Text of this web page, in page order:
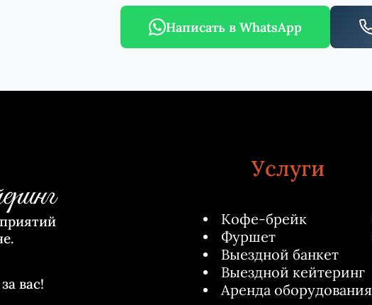
Написать в WhatsApp
вас!
Услуги
Кофе-брейк
Фуршет
Выездной банкет
Выездной кейтеринг
Аренда оборудования